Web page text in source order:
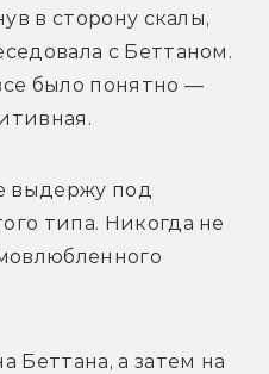
в сторону скалы,
с Беттаном.
было понятно —
выдержу под
типа. Никогда не
Беттана, а затем на